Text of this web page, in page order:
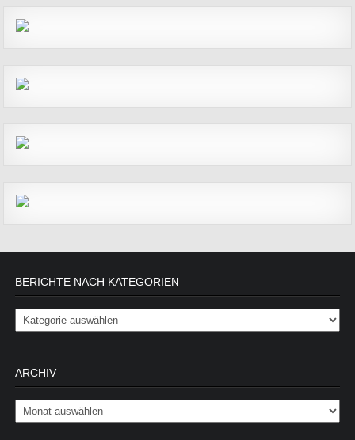
BERICHTE NACH KATEGORIEN
Berichte nach Kategorien
ARCHIV
Archiv